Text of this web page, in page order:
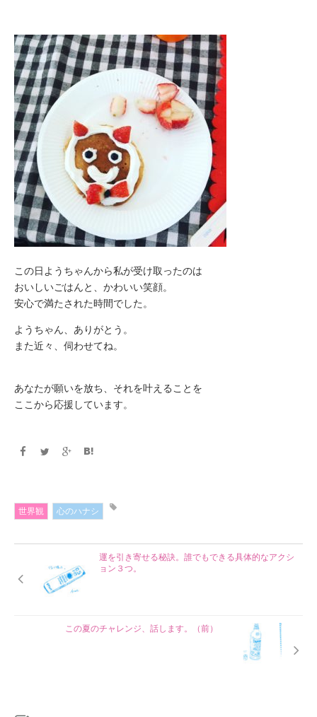
この日ようちゃんから私が受け取ったのは
おいしいごはんと、かわいい笑顔。
安心で満たされた時間でした。
ようちゃん、ありがとう。
また近々、伺わせてね。
あなたが願いを放ち、それを叶えることを
ここから応援しています。
世界観 心のハナシ
運を引き寄せる秘訣。誰でもできる具体的なアクシ
ョン３つ。
この夏のチャレンジ、話します。（前）